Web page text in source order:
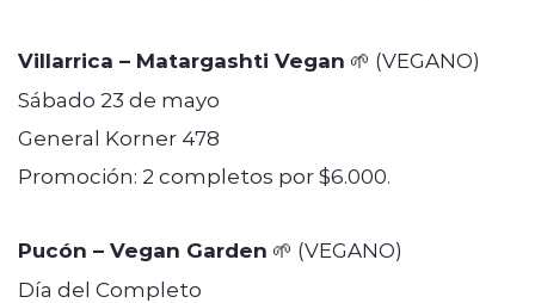
Villarrica – Matargashti Vegan 🌱 (VEGANO)
Sábado 23 de mayo
General Korner 478
Promoción: 2 completos por $6.000.
Pucón – Vegan Garden 🌱 (VEGANO)
Día del Completo